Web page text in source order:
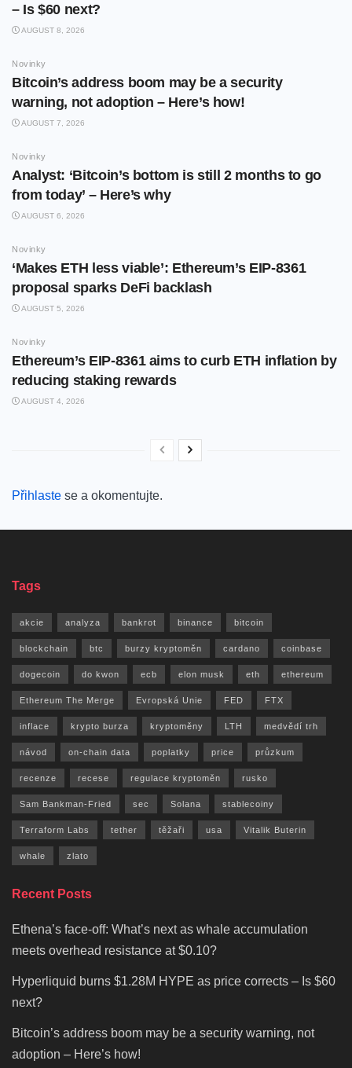
– Is $60 next?
AUGUST 8, 2026
Novinky
Bitcoin’s address boom may be a security
warning, not adoption – Here’s how!
AUGUST 7, 2026
Novinky
Analyst: ‘Bitcoin’s bottom is still 2 months to go
from today’ – Here’s why
AUGUST 6, 2026
Novinky
‘Makes ETH less viable’: Ethereum’s EIP-8361
proposal sparks DeFi backlash
AUGUST 5, 2026
Novinky
Ethereum’s EIP-8361 aims to curb ETH inflation by
reducing staking rewards
AUGUST 4, 2026
Přihlaste se a okomentujte.
Tags
akcie analyza bankrot binance bitcoin
blockchain btc burzy kryptoměn cardano coinbase
dogecoin do kwon ecb elon musk eth ethereum
Ethereum The Merge Evropská Unie FED FTX
inflace krypto burza kryptoměny LTH medvědí trh
návod on-chain data poplatky price průzkum
recenze recese regulace kryptoměn rusko
Sam Bankman-Fried sec Solana stablecoiny
Terraform Labs tether těžaři usa Vitalik Buterin
whale zlato
Recent Posts
Ethena’s face-off: What’s next as whale accumulation
meets overhead resistance at $0.10?
Hyperliquid burns $1.28M HYPE as price corrects – Is $60
next?
Bitcoin’s address boom may be a security warning, not
adoption – Here’s how!